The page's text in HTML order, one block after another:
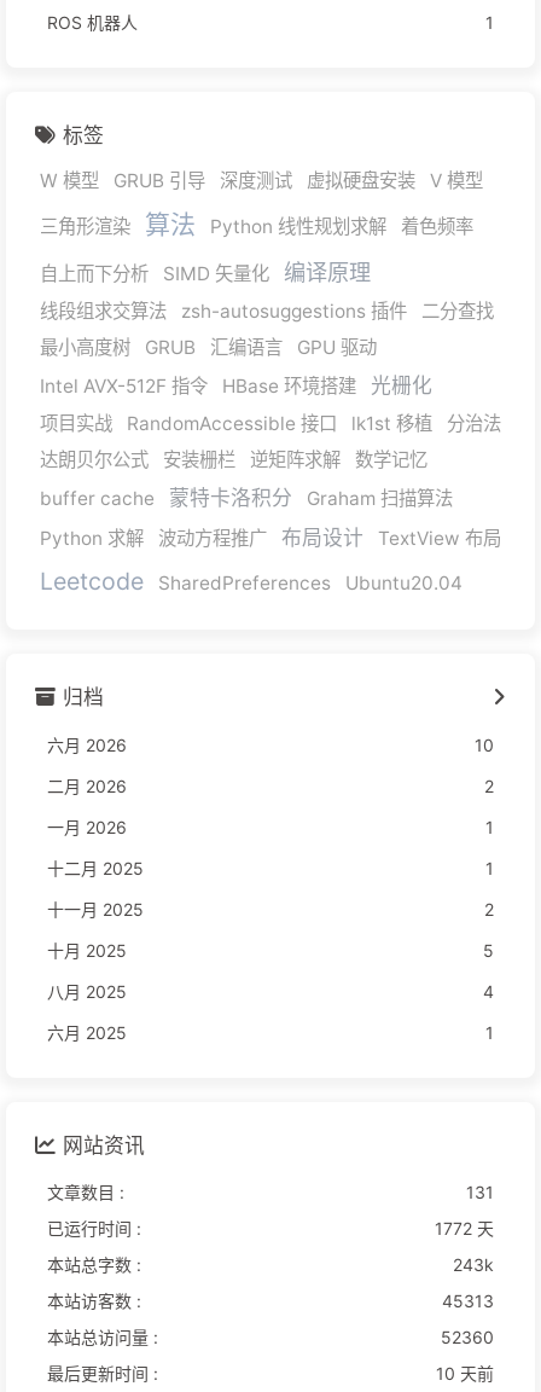
ROS 机器人
1
标签
W 模型 GRUB 引导 深度测试 虚拟硬盘安装
V 模型
三角形渲染
算法 Python 线性规划求解 着色频率
自上而下分析 SIMD 矢量化 编译原理
线段组求交算法 zsh-autosuggestions 插件
二分查找
最小高度树
GRUB 汇编语言
GPU 驱动
Intel AVX-512F 指令
HBase 环境搭建 光栅化
项目实战 RandomAccessible 接口 lk1st 移植
分治法
达朗贝尔公式
安装栅栏 逆矩阵求解
数学记忆
buffer cache
蒙特卡洛积分
Graham 扫描算法
Python 求解
波动方程推广 布局设计 TextView 布局
Leetcode SharedPreferences Ubuntu20.04
归档
六月 2026
10
二月 2026
2
一月 2026
1
十二月 2025
1
十一月 2025
2
十月 2025
5
八月 2025
4
六月 2025
1
网站资讯
文章数目 :
131
已运行时间 :
1772 天
本站总字数 :
243k
本站访客数 :
45313
本站总访问量 :
52360
最后更新时间 :
10 天前